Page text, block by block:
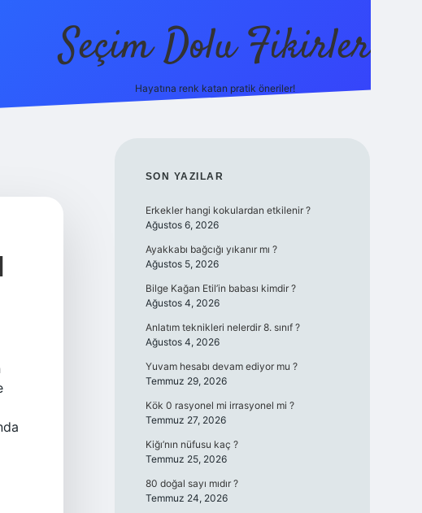
Seçim Dolu Fikirler
Hayatına renk katan pratik öneriler!
SIDEBAR
SON YAZILAR
Erkekler hangi kokulardan etkilenir ?
Ağustos 6, 2026
Ayakkabı bağcığı yıkanır mı ?
Ağustos 5, 2026
Bilge Kağan Etil’in babası kimdir ?
Ağustos 4, 2026
Anlatım teknikleri nelerdir 8. sınıf ?
Ağustos 4, 2026
Yuvam hesabı devam ediyor mu ?
Temmuz 29, 2026
Kök 0 rasyonel mi irrasyonel mi ?
Temmuz 27, 2026
Kiğı’nın nüfusu kaç ?
Temmuz 25, 2026
80 doğal sayı mıdır ?
Temmuz 24, 2026